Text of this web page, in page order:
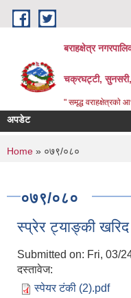
Skip to main content
बराहक्षेत्र
चक्रघट्टी,
" समृद्ध वराहक्षेत्रकाे
अपडेट
You are here
Home » ०७९/०८०
०७९/०८०
स्प्रेर ट्याङ्की
Submitted on: Fri, 03/
दस्तावेज:
स्पेयर टंकी (2).pdf